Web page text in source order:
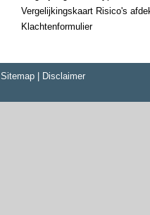
Vergelijkingskaart Risico's
Klachtenformulier
Sitemap | Disclaimer